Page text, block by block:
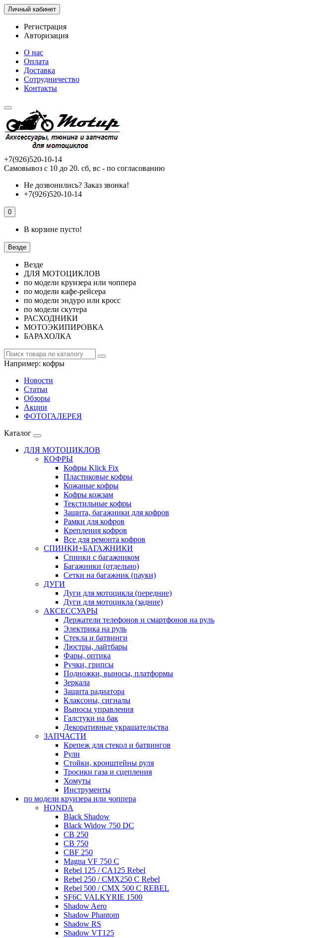
Личный кабинет
Регистрация
Авторизация
О нас
Оплата
Доставка
Сотрудничество
Контакты
+7(926)520-10-14
Самовывоз с 10 до 20. сб, вс - по согласованию
Не дозвонились? Заказ звонка!
+7(926)520-10-14
0
В корзине пусто!
Везде
Везде
ДЛЯ МОТОЦИКЛОВ
по модели круизера или чоппера
по модели кафе-рейсера
по модели эндуро или кросс
по модели скутера
РАСХОДНИКИ
МОТОЭКИПИРОВКА
БАРАХОЛКА
Например: кофры
Новости
Статьи
Обзоры
Акции
ФОТОГАЛЕРЕЯ
Каталог
ДЛЯ МОТОЦИКЛОВ
КОФРЫ
Кофры Klick Fix
Пластиковые кофры
Кожаные кофры
Кофры кожзам
Текстильные кофры
Защита, багажники для кофров
Рамки для кофров
Крепления кофров
Все для ремонта кофров
СПИНКИ+БАГАЖНИКИ
Спинки с багажником
Багажники (отдельно)
Сетки на багажник (пауки)
ДУГИ
Дуги для мотоцикла (передние)
Дуги для мотоцикла (задние)
АКСЕССУАРЫ
Держатели телефонов и смартфонов на руль
Электрика на руль
Стекла и батвинги
Люстры, лайтбары
Фары, оптика
Ручки, грипсы
Подножки, выносы, платформы
Зеркала
Защита радиатора
Клаксоны, сигналы
Выносы управления
Галстуки на бак
Декоративные украшательства
ЗАПЧАСТИ
Крепеж для стекол и батвингов
Рули
Стойки, кронштейны руля
Тросики газа и сцепления
Хомуты
Инструменты
по модели круизера или чоппера
HONDA
Black Shadow
Black Widow 750 DC
CB 250
CB 750
CBF 250
Magna VF 750 C
Rebel 125 / CA125 Rebel
Rebel 250 / CMX250 C Rebel
Rebel 500 / CMX 500 C REBEL
SF6C VALKYRIE 1500
Shadow Aero
Shadow Phantom
Shadow RS
Shadow VT125